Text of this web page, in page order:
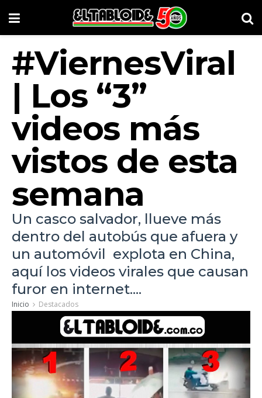
#‎ViernesViral‬
| Los “3”
videos más
vistos de esta
semana
Un casco salvador, llueve más
dentro del autobús que afuera y
un automóvil explota en China,
aquí los videos virales que causan
furor en internet....
Inicio Destacados